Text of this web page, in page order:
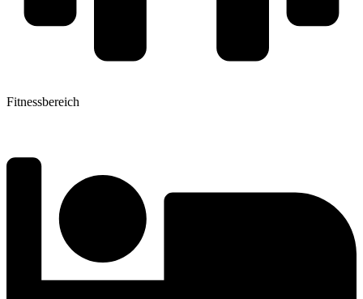
Fitnessbereich